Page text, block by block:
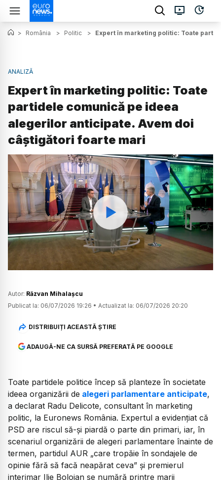
> România > Politic > Expert în marketing politic: Toate
ANALIZĂ
Expert în marketing politic: Toate
partidele comunică pe ideea
alegerilor anticipate. Avem doi
câștigători foarte mari
Watch
Autor: Răzvan Mihalașcu
Publicat la: 06/07/2026 19:26 • Actualizat la: 06/07/2026 20:20
DISTRIBUIȚI ACEASTĂ ȘTIRE
ADAUGĂ-NE CA SURSĂ PREFERATĂ PE GOOGLE
Toate partidele politice încep să planteze în societate
ideea organizării de alegeri parlamentare anticipate,
a declarat Radu Delicote, consultant în marketing
politic, la Euronews România. Expertul a evidențiat că
PSD are riscul să-și piardă o parte din primari, iar, în
scenariul organizării de alegeri parlamentare înainte de
termen, partidul AUR „care tropăie în sondajele de
opinie fără să facă neapărat ceva” și premierul
interimar Ilie Bolojan se numără printre marii